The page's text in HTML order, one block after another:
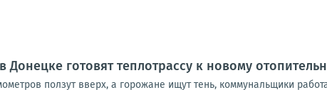
готовят теплотрассу к новому
ползут вверх, а горожане ищут тень, коммунальщики